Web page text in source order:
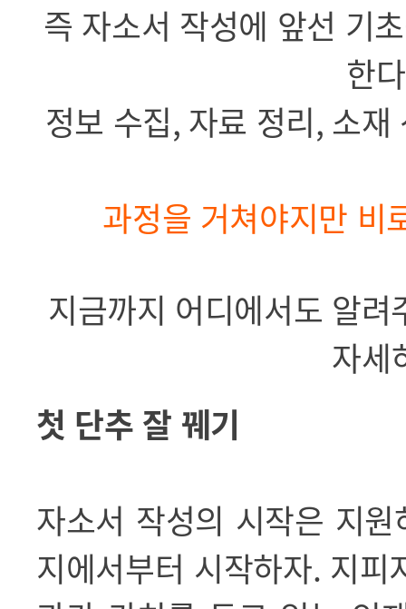
즉 자소서 작성에 앞선 기
한
정보 수집, 자료 정리, 소재
과정을 거쳐야지만 비
지금까지 어디에서도 알
자세
첫 단추 잘 꿰기
자소서 작성의 시작은 지
지에서부터 시작하자. 지피